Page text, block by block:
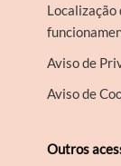
Localização
Aviso de
Aviso de
Outros